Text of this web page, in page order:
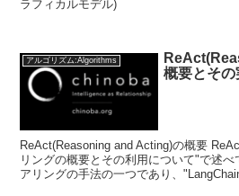
ラフィカルモデル)
アルゴリズム:Algorithms
概要とその
ReAct(Reasoning and Acting)の概要
リングの概要とその利用について"で述
アリングの手法の一つであり、